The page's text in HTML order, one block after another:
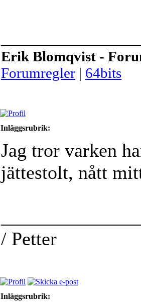
Erik Blomqvist -
Forumregler | 64bits
Inläggsrubrik:
Jag tror varken
jättestolt, nått
/ Petter
Inläggsrubrik: